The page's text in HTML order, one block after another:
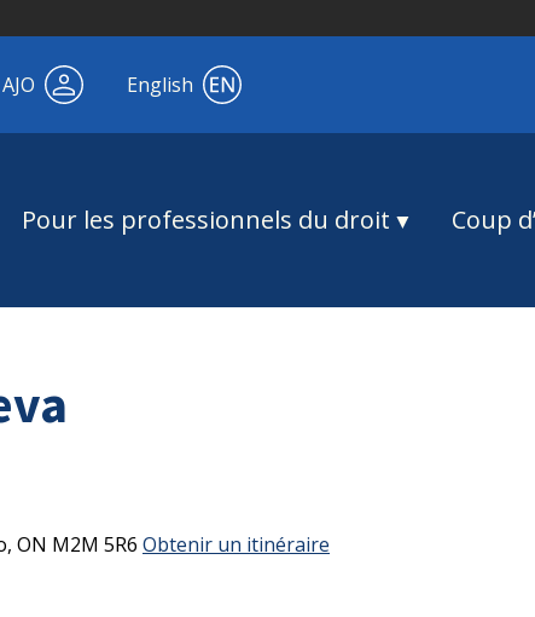
English
Pour les professionnels du droit Coup
ON M2M 5R6 Obtenir un itinéraire